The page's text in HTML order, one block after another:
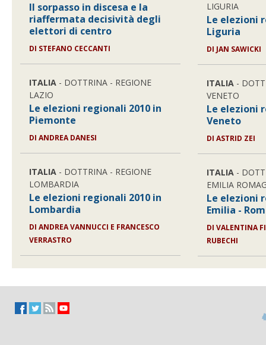
Il sorpasso in discesa e la
riaffermata decisività degli
elettori di centro
DI STEFANO CECCANTI
ITALIA - DOTTRINA - REGIONE
LAZIO
Le elezioni regionali 2010 in
Piemonte
DI ANDREA DANESI
ITALIA - DOTTRINA - REGIONE
LOMBARDIA
Le elezioni regionali 2010 in
Lombardia
DI ANDREA VANNUCCI E FRANCESCO
VERRASTRO
LIGURIA
Le elezioni
Liguria
DI JAN SAWICKI
ITALIA -
VENETO
Le elezioni
Veneto
DI ASTRID ZEI
ITALIA -
EMILIA
Le elezioni
Emilia -
DI VALENTINA
RUBECHI